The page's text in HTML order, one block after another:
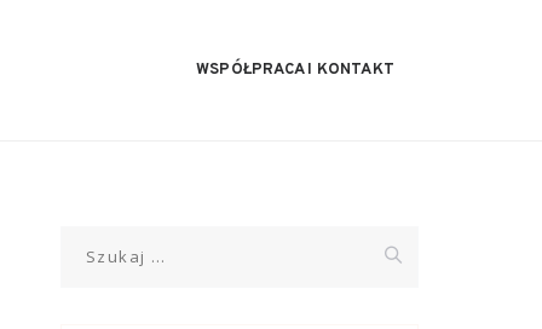
WSPÓŁPRACA I KONTAKT